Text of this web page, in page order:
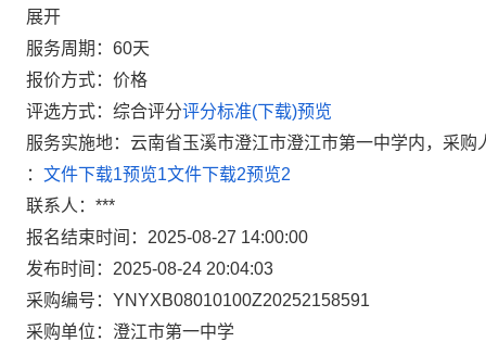
展开
服务周期： 60天
报价方式： 价格
评选方式： 综合评分评分标准(下载)预览
服务实施地： 云南省玉溪市澄江市澄江市第一中学内，采购
： 文件下载1预览1文件下载2预览2
联系人： ***
报名结束时间： 2025-08-27 14:00:00
发布时间： 2025-08-24 20:04:03
采购编号： YNYXB08010100Z20252158591
采购单位： 澄江市第一中学